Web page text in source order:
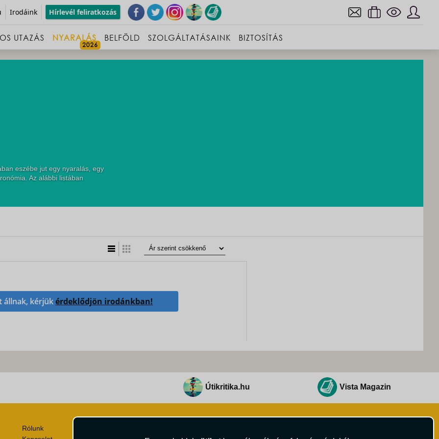
Irodáink Hírlevél feliratkozás
UTAZÁS NYARALÁS BELFÖLD SZOLGÁLTATÁSAINK BIZTOSÍTÁS
eszébe jut egy nyaralás, egy
Az alábbi listában
állnak, kérjükérdeklődjön irodánkban!
Útikritika.hu Vista Magazin
Rólunk